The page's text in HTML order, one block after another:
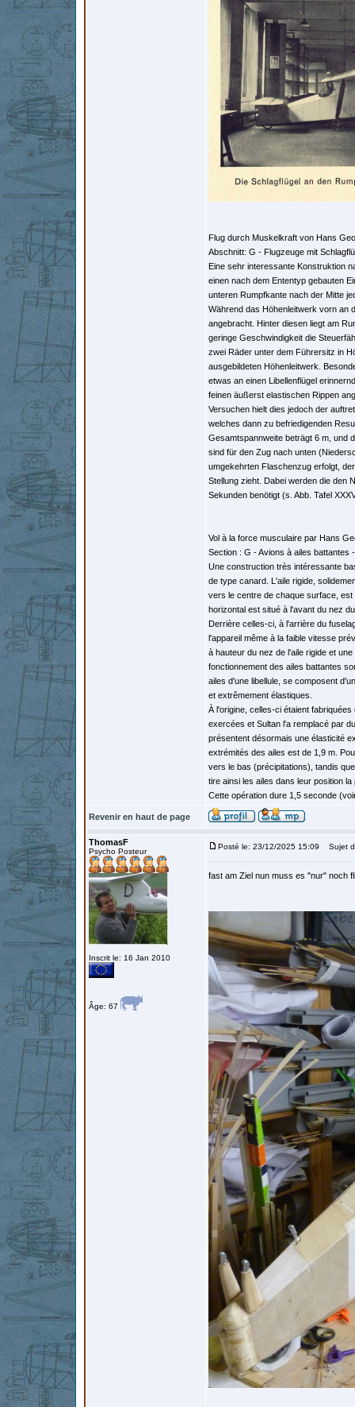
Flug durch Muskelkraft von Hans
Abschnitt: G - Flugzeuge mit
Eine sehr interessante Konstruktion
einen nach dem Ententyp gebauten
unteren Rumpfkante nach der Mitte
Während das Höhenleitwerk vorn an
angebracht. Hinter diesen liegt am
geringe Geschwindigkeit die
zwei Räder unter dem Führersitz in
ausgebildeten Höhenleitwerk.
etwas an einen Libellenflügel
feinen äußerst elastischen Rippen
Versuchen hielt dies jedoch der
welches dann zu befriedigenden
Gesamtspannweite beträgt 6 m, und
sind für den Zug nach unten
umgekehrten Flaschenzug erfolgt,
Stellung zieht. Dabei werden die den
Sekunden benötigt (s. Abb. Tafel
Vol à la force musculaire par Hans
Section : G - Avions à ailes battantes
Une construction très intéressante
de type canard. L'aile rigide,
vers le centre de chaque surface,
horizontal est situé à l'avant du nez
Derrière celles-ci, à l'arrière du
l'appareil même à la faible vitesse
à hauteur du nez de l'aile rigide et
fonctionnement des ailes battantes
ailes d'une libellule, se composent
et extrêmement élastiques.
À l'origine, celles-ci étaient
exercées et Sultan l'a remplacé par
présentent désormais une élasticité
extrémités des ailes est de 1,9 m.
vers le bas (précipitations), tandis
tire ainsi les ailes dans leur position
Cette opération dure 1,5 seconde
Revenir en haut de page
ThomasF
Psycho Posteur
Inscrit le: 16 Jan 2010
Âge: 67
Posté le: 23/12/2025 15:09 Sujet
fast am Ziel nun muss es "nur" noch